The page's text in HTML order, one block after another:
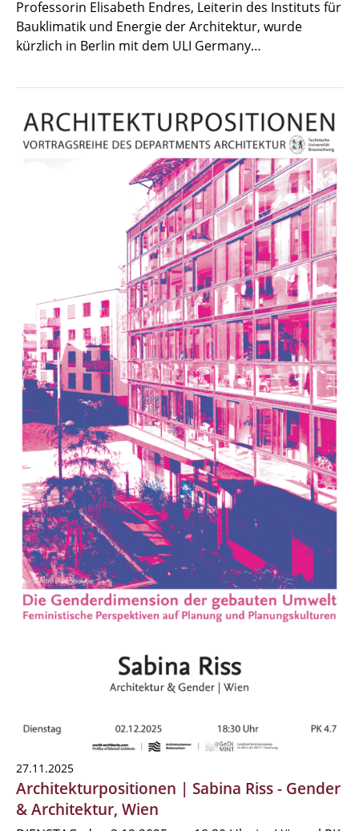
Professorin Elisabeth Endres, Leiterin des Instituts für
Bauklimatik und Energie der Architektur, wurde
kürzlich in Berlin mit dem ULI Germany…
27.11.2025
Architekturpositionen | Sabina Riss - Gender
& Architektur, Wien